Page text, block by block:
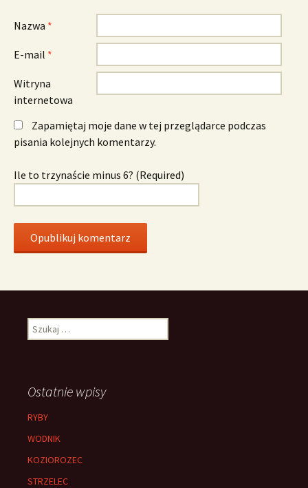
Nazwa *
E-mail *
Witryna
internetowa
Zapamiętaj moje dane w tej przeglądarce podczas
pisania kolejnych komentarzy.
Ile to trzynaście minus 6? (Required)
Szukaj:
Ostatnie wpisy
RYBY
WODNIK
KOZIOROZEC
STRZELEC